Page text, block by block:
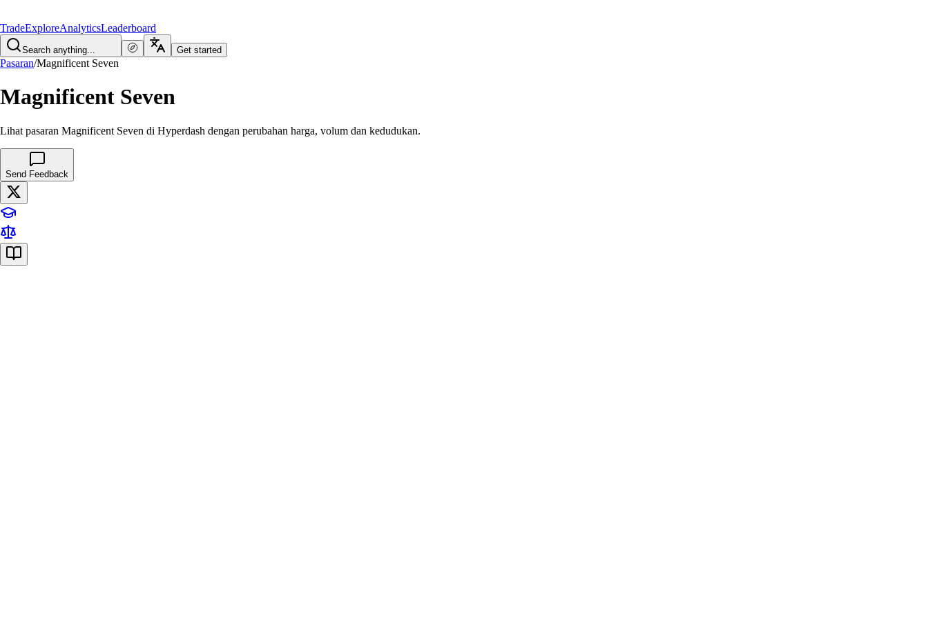
TradeExploreAnalyticsLeaderboard
Search anything... Get started
Pasaran/Magnificent Seven
Magnificent Seven
Lihat pasaran Magnificent Seven di Hyperdash dengan perubahan harga, volum dan kedudukan.
Send Feedback